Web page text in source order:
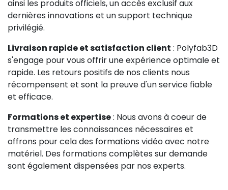
ainsi les produits officiels, un accès exclusif aux
dernières innovations et un support technique
privilégié.
Livraison rapide et satisfaction client : Polyfab3D
s'engage pour vous offrir une expérience optimale et
rapide. Les retours positifs de nos clients nous
récompensent et sont la preuve d'un service fiable
et efficace.
Formations et expertise: Nous avons à coeur de
transmettre les connaissances nécessaires et
offrons pour cela des formations vidéo avec notre
matériel. Des formations complètes sur demande
sont également dispensées par nos experts.